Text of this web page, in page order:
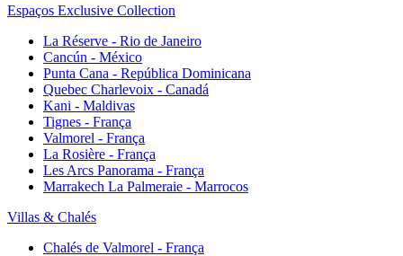
Espaços Exclusive Collection
La Réserve - Rio de Janeiro
Cancún - México
Punta Cana - República Dominicana
Quebec Charlevoix - Canadá
Kani - Maldivas
Tignes - França
Valmorel - França
La Rosière - França
Les Arcs Panorama - França
Marrakech La Palmeraie - Marrocos
Villas & Chalés
Chalés de Valmorel - França